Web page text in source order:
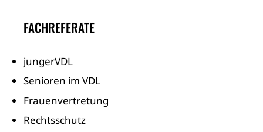
FACHREFERATE
jungerVDL
Senioren im VDL
Frauenvertretung
Rechtsschutz